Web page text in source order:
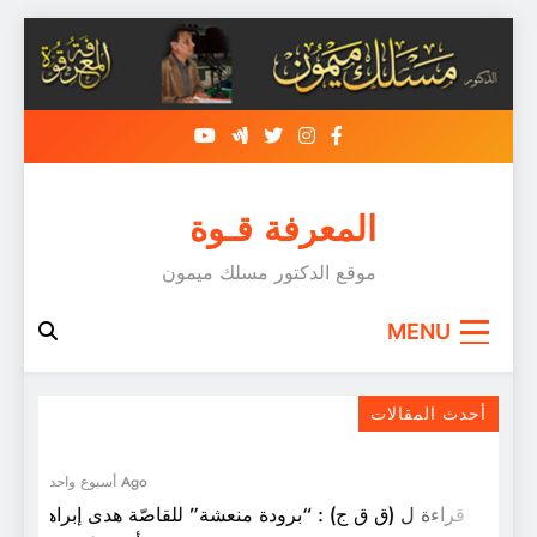
content
المعرفة قـوة
موقع الدكتور مسلك ميمون
MENU
أحدث المقالات
أسبوع واحد Ago
قراءة ل (ق ق ج) : “برودة منعشة” للقاصّة هدى إبراهيم
حوار مع النّاقد مسلك ميمون